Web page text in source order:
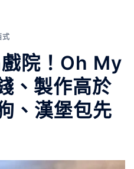
式
院！Oh My
、製作高於
、漢堡包先